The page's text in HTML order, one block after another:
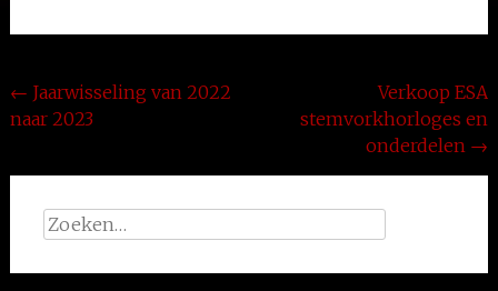
Bericht
navigatie
← Jaarwisseling van 2022
naar 2023
Verkoop ESA
stemvorkhorloges en
onderdelen →
Zoeken